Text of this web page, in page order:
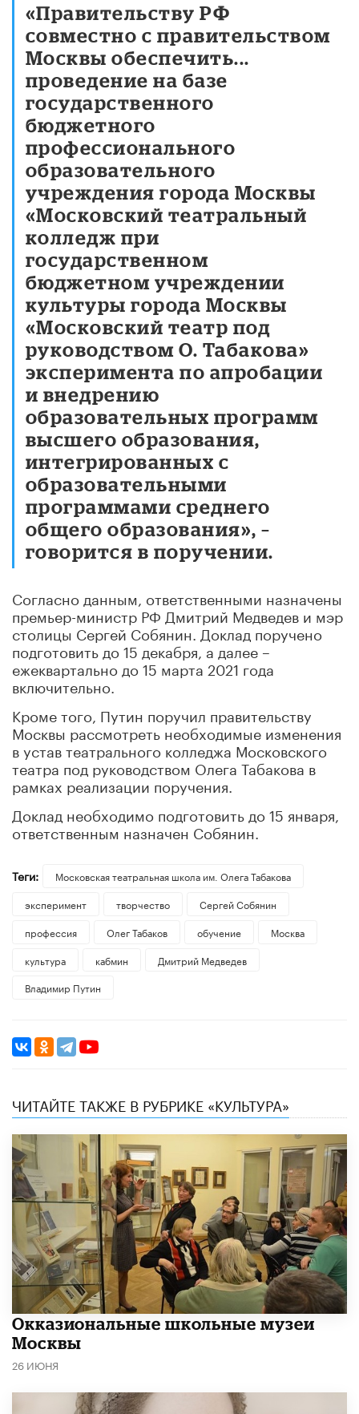
«Правительству РФ
совместно с правительством
Москвы обеспечить...
проведение на базе
государственного
бюджетного
профессионального
образовательного
учреждения города Москвы
«Московский театральный
колледж при
государственном
бюджетном учреждении
культуры города Москвы
«Московский театр под
руководством О. Табакова»
эксперимента по апробации
и внедрению
образовательных программ
высшего образования,
интегрированных с
образовательными
программами среднего
общего образования», –
говорится в поручении.
Согласно данным, ответственными назначены
премьер-министр РФ Дмитрий Медведев и мэр
столицы Сергей Собянин. Доклад поручено
подготовить до 15 декабря, а далее –
ежеквартально до 15 марта 2021 года
включительно.
Кроме того, Путин поручил правительству
Москвы рассмотреть необходимые изменения
в устав театрального колледжа Московского
театра под руководством Олега Табакова в
рамках реализации поручения.
Доклад необходимо подготовить до 15 января,
ответственным назначен Собянин.
Теги:
Московская театральная школа им. Олега Табакова
эксперимент
творчество
Сергей Собянин
профессия
Олег Табаков обучение
Москва
культура
кабмин
Дмитрий Медведев
Владимир Путин
ЧИТАЙТЕ ТАКЖЕ В РУБРИКЕ «КУЛЬТУРА»
​Окказиональные школьные музеи
Москвы
26 ИЮНЯ